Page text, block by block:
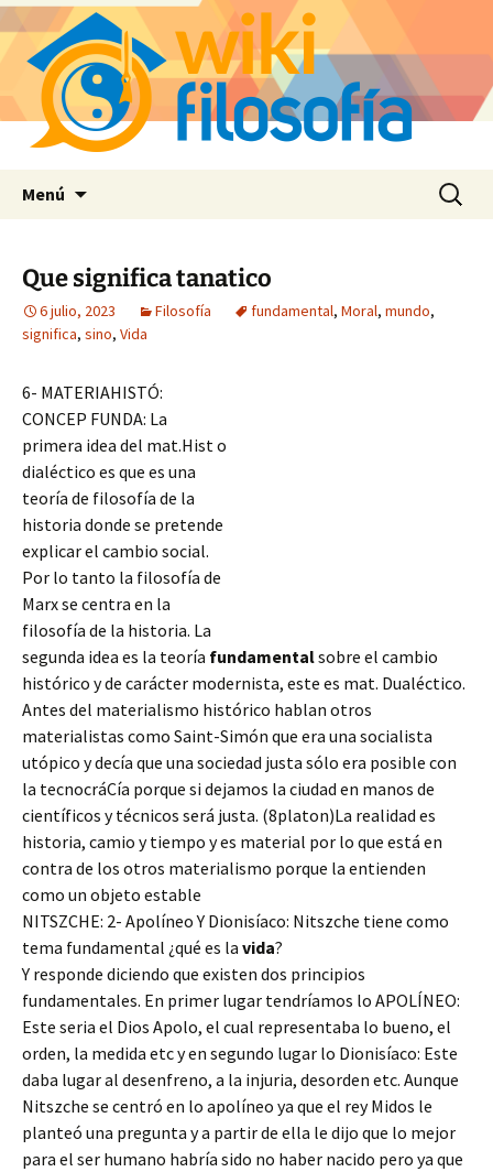
Menú Buscar:
Que significa tanatico
6 julio, 2023 Filosofía fundamental, Moral, mundo,
significa, sino, Vida
6- MATERIAHISTÓ:
CONCEP FUNDA: La
primera idea del mat.Hist o
dialéctico es que es una
teoría de filosofía de la
historia donde se pretende
explicar el cambio social.
Por lo tanto la filosofía de
Marx se centra en la
filosofía de la historia. La
segunda idea es la teoría fundamentalsobre el cambio
histórico y de carácter modernista, este es mat. Dualéctico.
Antes del materialismo histórico hablan otros
materialistas como Saint-Simón que era una socialista
utópico y decía que una sociedad justa sólo era posible con
la tecnocráCía porque si dejamos la ciudad en manos de
científicos y técnicos será justa. (8platon)La realidad es
historia, camio y tiempo y es material por lo que está en
contra de los otros materialismo porque la entienden
como un objeto estable
NITSZCHE: 2- Apolíneo Y Dionisíaco: Nitszche tiene como
tema fundamental ¿qué es la vida?
Y responde diciendo que existen dos principios
fundamentales. En primer lugar tendríamos lo APOLÍNEO:
Este seria el Dios Apolo, el cual representaba lo bueno, el
orden, la medida etc y en segundo lugar lo Dionisíaco: Este
daba lugar al desenfreno, a la injuria, desorden etc. Aunque
Nitszche se centró en lo apolíneo ya que el rey Midos le
planteó una pregunta y a partir de ella le dijo que lo mejor
para el ser humano habría sido no haber nacido pero ya que